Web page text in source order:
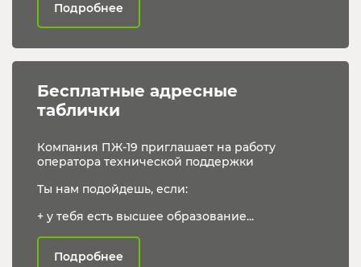
Подробнее
Бесплатные адресные
таблички
Компания ПЖ-19 приглашает на работу
оператора технической поддержки
Ты нам подойдешь, если:
+ у тебя есть высшее образование...
Подробнее